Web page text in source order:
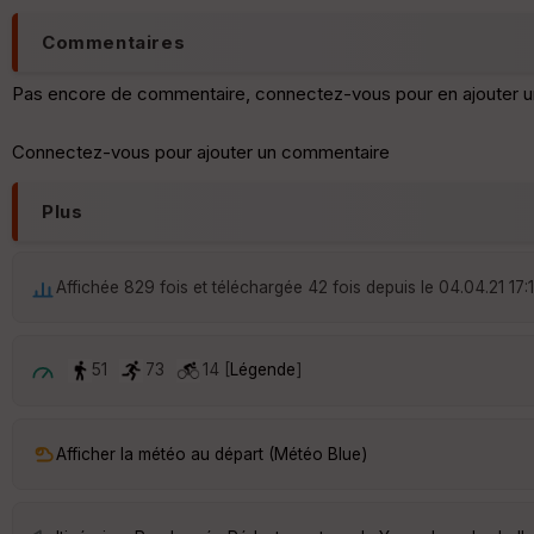
Commentaires
Pas encore de commentaire, connectez-vous pour en ajouter
Connectez-vous pour ajouter un commentaire
Plus
Affichée 829 fois et téléchargée 42 fois depuis le 04.04.21
51 73 14 [ Légende]
Afficher la météo au départ (Météo Blue)